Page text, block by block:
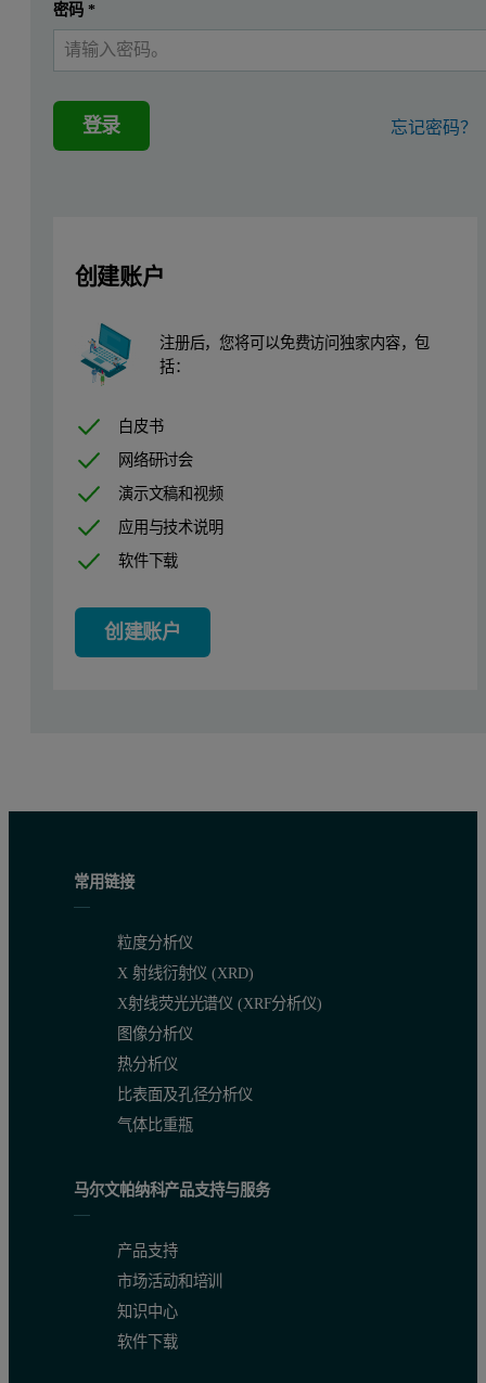
材料和方法
使用 Malvern MicroCal VP-Capillary DSC 系统进行 DSC
为对纯化条件进行优化，研究了 Y 抗体在中性三羟甲基氨
图 1 显示了 t = 0 时 X 抗体在预制剂研发初始研究的 19 种
如图 2 所示，T½ 值用于进一步比较不同的条件。 T½ 是
密码 *
登录 忘记密码？
创建账户
注册后，您将可以免费访问独家内容，包
括：
白皮书
网络研讨会
演示文稿和视频
应用与技术说明
软件下载
创建账户
常用链接
粒度分析仪
X 射线衍射仪 (XRD)
X射线荧光光谱仪 (XRF分析仪)
图像分析仪
热分析仪
比表面及孔径分析仪
气体比重瓶
马尔文帕纳科产品支持与服务
产品支持
市场活动和培训
知识中心
软件下载